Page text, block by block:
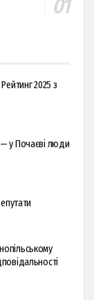
2025 з
у Почаєві люди